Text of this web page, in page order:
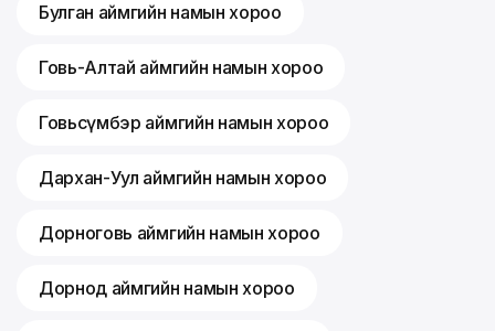
Булган аймгийн намын хороо
Говь-Алтай аймгийн намын хороо
Говьсүмбэр аймгийн намын хороо
Дархан-Уул аймгийн намын хороо
Дорноговь аймгийн намын хороо
Дорнод аймгийн намын хороо